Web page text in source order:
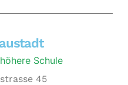
Schule
45